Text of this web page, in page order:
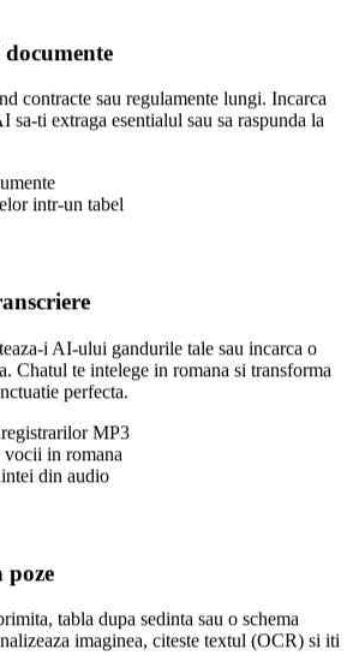
contracte sau regulamente lungi. Incarca
sa-ti extraga esentialul sau sa raspunda la
intr-un tabel
i AI-ului gandurile tale sau incarca o
Chatul te intelege in romana si transforma
perfecta.
MP3
vocii in romana
din audio
poze
tabla dupa sedinta sau o schema
imaginea, citeste textul (OCR) si iti